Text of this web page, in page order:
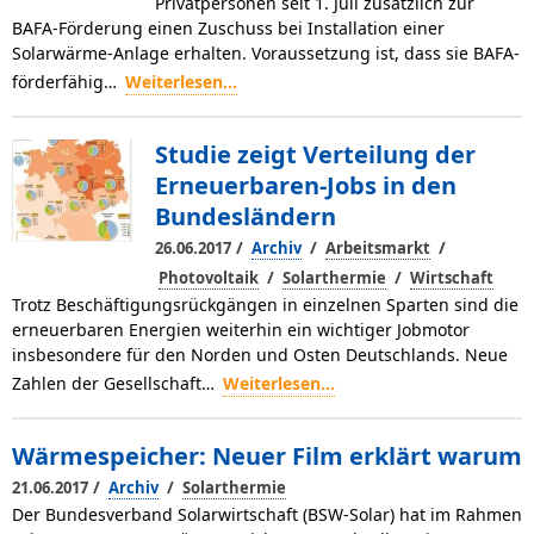
BAFA-Förderung einen Zuschuss bei Installation einer
Solarwärme-Anlage erhalten. Voraussetzung ist, dass sie BAFA-
förderfähig… Weiterlesen...
Studie zeigt Verteilung der
Erneuerbaren-Jobs in den
Bundesländern
26.06.2017 / Archiv / Arbeitsmarkt /
Photovoltaik / Solarthermie / Wirtschaft
Trotz Beschäftigungsrückgängen in einzelnen Sparten sind die
erneuerbaren Energien weiterhin ein wichtiger Jobmotor
insbesondere für den Norden und Osten Deutschlands. Neue
Zahlen der Gesellschaft… Weiterlesen...
Wärmespeicher: Neuer Film erklärt warum
21.06.2017 / Archiv / Solarthermie
Der Bundesverband Solarwirtschaft (BSW-Solar) hat im Rahmen